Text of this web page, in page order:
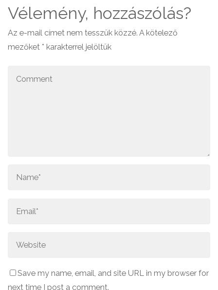
Vélemény, hozzászólás?
Az e-mail címet nem tesszük közzé. A kötelező
mezőket* karakterrel jelöltük
Save my name, email, and site URL in my browser for
next time I post a comment.